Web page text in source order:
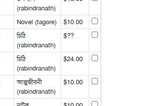
(rabindranath)
Novel (tagore)
$10.00
চিঠি
(rabindranath)
$??
চিঠি
(rabindranath)
$24.00
আত্মজীবনী
(rabindranath)
$10.00